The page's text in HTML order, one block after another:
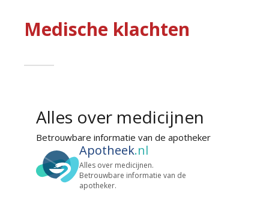
Medische klachten
Alles over medicijnen
Betrouwbare informatie van de apotheker
Apotheek.nl
Alles over medicijnen.
Betrouwbare informatie van de
apotheker.